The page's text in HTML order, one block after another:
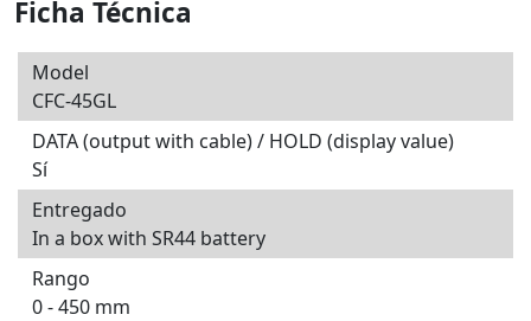
Ficha Técnica
Model
CFC-45GL
DATA (output with cable) / HOLD (display value)
Sí
Entregado
In a box with SR44 battery
Rango
0 - 450 mm